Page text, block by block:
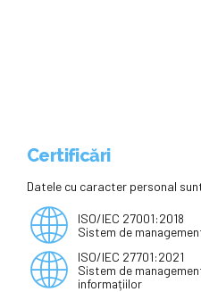
Certificări
Datele cu caracter personal
ISO/IEC 27001:2018
Sistem de
ISO/IEC 27701:2021
Sistem de
informațiilor